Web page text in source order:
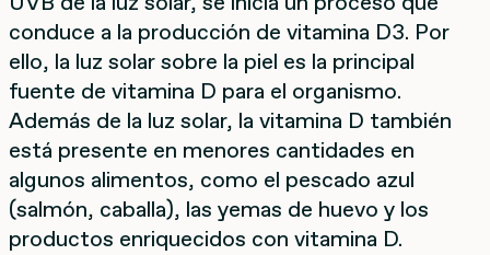
conduce a la producción de vitamina D3. Por
ello, la luz solar sobre la piel es la principal
fuente de vitamina D para el organismo.
Además de la luz solar, la vitamina D también
está presente en menores cantidades en
algunos alimentos, como el pescado azul
(salmón, caballa), las yemas de huevo y los
productos enriquecidos con vitamina D.